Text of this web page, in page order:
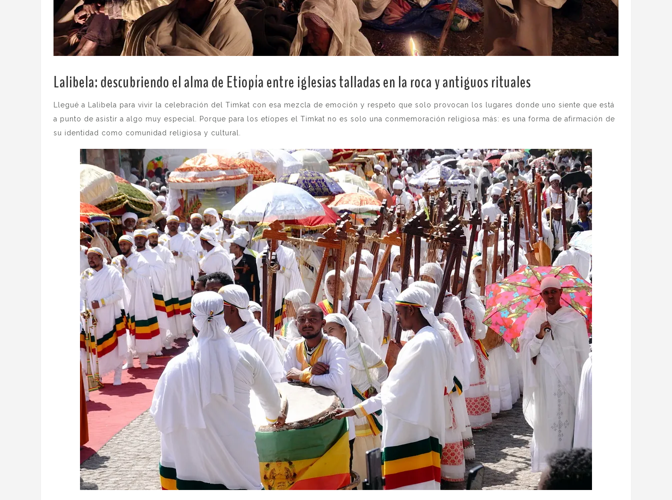
Lalibela: descubriendo el alma de Etiopíaentre iglesias talladas en la roca y antiguos rituales
Llegué a Lalibela para vivir la celebración del Timkat con esa mezcla de emoción y respeto que solo provocan los lugares donde uno siente que está
a punto de asistir a algo muy especial. Porque para los etíopes el Timkat no es solo una conmemoración religiosa más: es una forma de afirmación de
su identidad como comunidad religiosa y cultural.